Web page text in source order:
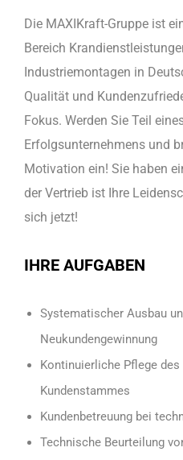
Die MAXIKraft-Gruppe ist
Bereich
Industriemontagen in
Qualität und
Fokus. Werden Sie Teil
Erfolgsunternehmens und
Motivation ein! Sie haben
der Vertrieb ist Ihre
sich jetzt!
IHRE AUFGABEN
Systematischer Ausbau
Neukundengewinnung
Kontinuierliche Pflege des
Kundenstammes
Kundenbetreuung bei
Technische Beurteilung